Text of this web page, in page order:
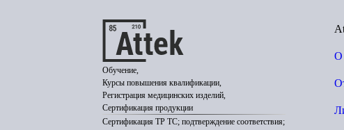
Обучение,
Курсы повышения квалификации,
Регистрация медицинских изделий,
Сертификация продукции
Сертификация ТР ТС; подтверждение соответствия;
О